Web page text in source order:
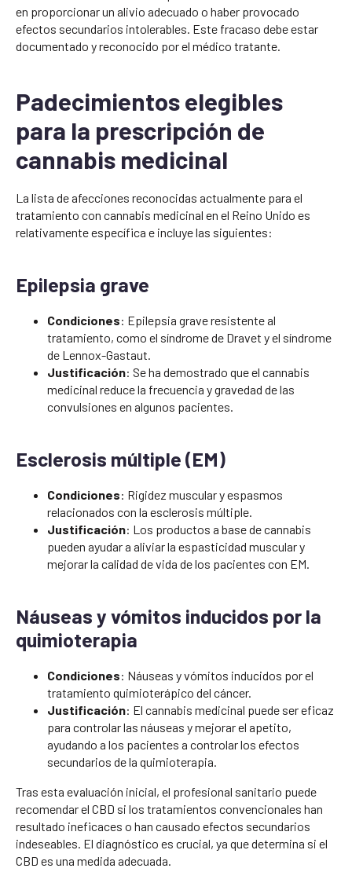
en proporcionar un alivio adecuado o haber provocado
efectos secundarios intolerables. Este fracaso debe estar
documentado y reconocido por el médico tratante.
Padecimientos elegibles
para la prescripción de
cannabis medicinal
La lista de afecciones reconocidas actualmente para el
tratamiento con cannabis medicinal en el Reino Unido es
relativamente específica e incluye las siguientes:
Epilepsia grave
Condiciones: Epilepsia grave resistente al
tratamiento, como el síndrome de Dravet y el síndrome
de Lennox-Gastaut.
Justificación: Se ha demostrado que el cannabis
medicinal reduce la frecuencia y gravedad de las
convulsiones en algunos pacientes.
Esclerosis múltiple (EM)
Condiciones: Rigidez muscular y espasmos
relacionados con la esclerosis múltiple.
Justificación: Los productos a base de cannabis
pueden ayudar a aliviar la espasticidad muscular y
mejorar la calidad de vida de los pacientes con EM.
Náuseas y vómitos inducidos por la
quimioterapia
Condiciones: Náuseas y vómitos inducidos por el
tratamiento quimioterápico del cáncer.
Justificación: El cannabis medicinal puede ser eficaz
para controlar las náuseas y mejorar el apetito,
ayudando a los pacientes a controlar los efectos
secundarios de la quimioterapia.
Tras esta evaluación inicial, el profesional sanitario puede
recomendar el CBD si los tratamientos convencionales han
resultado ineficaces o han causado efectos secundarios
indeseables. El diagnóstico es crucial, ya que determina si el
CBD es una medida adecuada.